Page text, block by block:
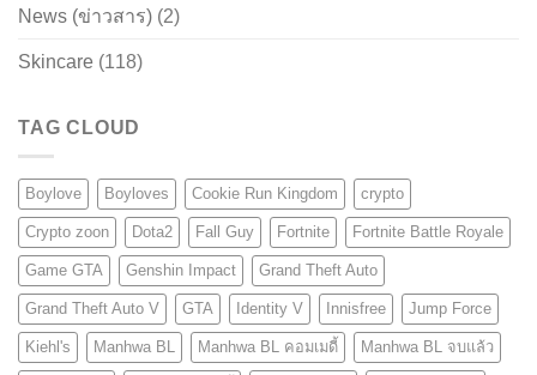
News (ข่าวสาร) (2)
Skincare (118)
TAG CLOUD
Boylove Boyloves Cookie Run Kingdom crypto
Crypto zoon Dota2 Fall Guy Fortnite Fortnite Battle Royale
Game GTA Genshin Impact Grand Theft Auto
Grand Theft Auto V GTA Identity V Innisfree Jump Force
Kiehl's Manhwa BL Manhwa BL คอมเมดี้ Manhwa BL จบแล้ว